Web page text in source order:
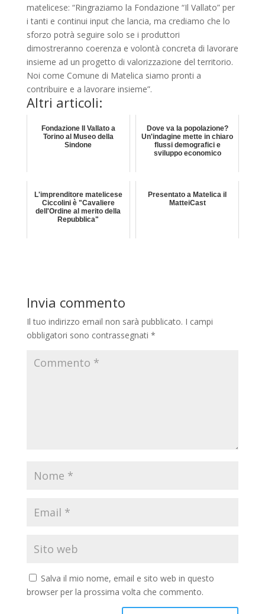
matelicese: “Ringraziamo la Fondazione “Il Vallato” per
i tanti e continui input che lancia, ma crediamo che lo
sforzo potrà seguire solo se i produttori
dimostreranno coerenza e volontà concreta di lavorare
insieme ad un progetto di valorizzazione del territorio.
Noi come Comune di Matelica siamo pronti a
contribuire e a lavorare insieme”.
Altri articoli:
Fondazione Il Vallato a
Torino al Museo della
Sindone
Dove va la popolazione?
Un'indagine mette in chiaro
flussi demografici e
sviluppo economico
L'imprenditore matelicese
Ciccolini è "Cavaliere
dell'Ordine al merito della
Repubblica"
Presentato a Matelica il
MatteiCast
Invia commento
Il tuo indirizzo email non sarà pubblicato. I campi
obbligatori sono contrassegnati *
Salva il mio nome, email e sito web in questo
browser per la prossima volta che commento.